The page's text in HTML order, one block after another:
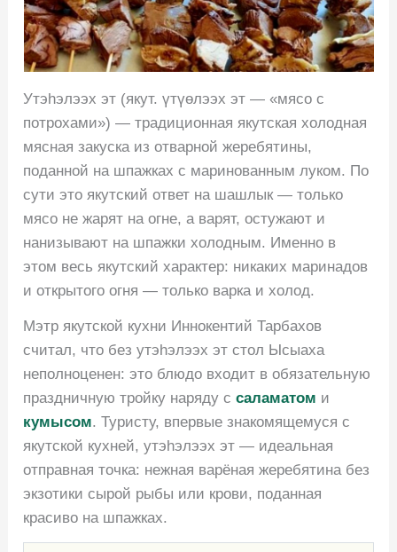
Утэhэлээх эт (якут. үтүөлээх эт — «мясо с
потрохами») — традиционная якутская холодная
мясная закуска из отварной жеребятины,
поданной на шпажках с маринованным луком. По
сути это якутский ответ на шашлык — только
мясо не жарят на огне, а варят, остужают и
нанизывают на шпажки холодным. Именно в
этом весь якутский характер: никаких маринадов
и открытого огня — только варка и холод.
Мэтр якутской кухни Иннокентий Тарбахов
считал, что без утэhэлээх эт стол Ысыаха
неполноценен: это блюдо входит в обязательную
праздничную тройку наряду ссаламатом и
кумысом. Туристу, впервые знакомящемуся с
якутской кухней, утэhэлээх эт — идеальная
отправная точка: нежная варёная жеребятина без
экзотики сырой рыбы или крови, поданная
красиво на шпажках.